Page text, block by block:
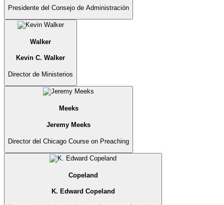
Presidente del Consejo de Administración
Walker
Kevin C. Walker
Director de Ministerios
Meeks
Jeremy Meeks
Director del Chicago Course on Preaching
Copeland
K. Edward Copeland